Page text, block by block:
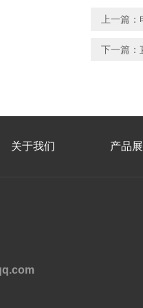
上一篇：
下一篇：
关于我们 产品